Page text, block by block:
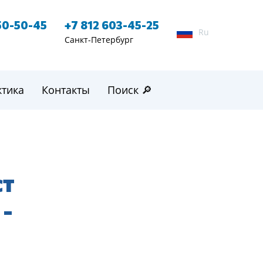
50-45 +7 812 603-45-25
Санкт-Петербург
Ru
Контакты Поиск 🔎